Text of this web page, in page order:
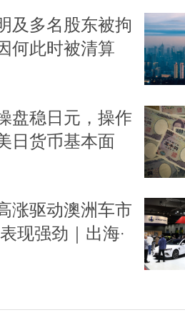
及多名股东被拘
何此时被清算
盘稳日元，操作
日货币基本面
涨驱动澳洲车市
现强劲｜出海·